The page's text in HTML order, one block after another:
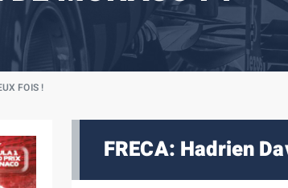
FOIS !
FRECA: Hadrien